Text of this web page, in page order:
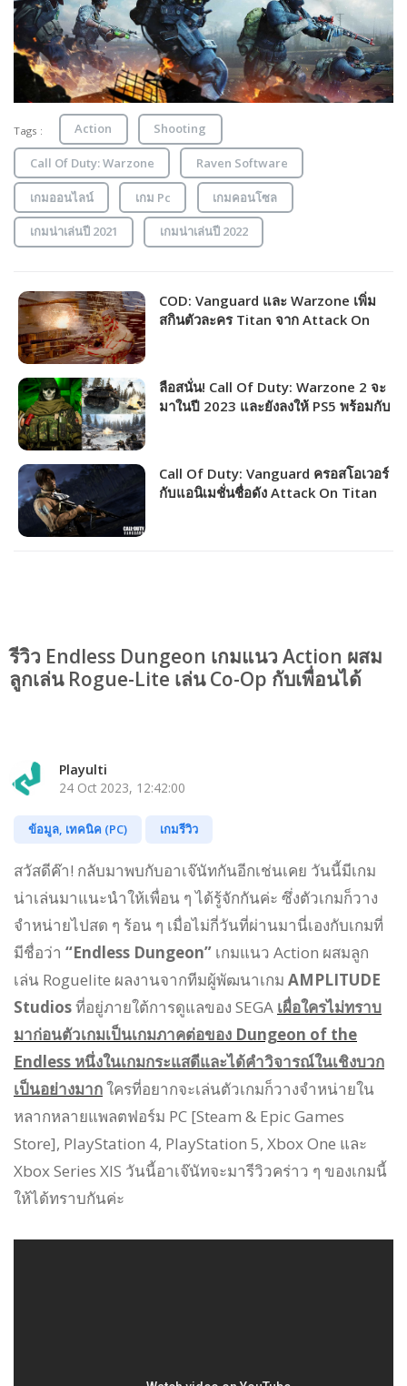
Tags : Action Shooting
Call Of Duty: Warzone Raven Software
เกมออนไลน์ เกม Pc เกมคอนโซล
เกมน่าเล่นปี 2021 เกมน่าเล่นปี 2022
COD: Vanguard และ Warzone เพิ่ม
สกินตัวละคร Titan จาก Attack On
ลือสนั่น! Call Of Duty: Warzone 2 จะ
มาในปี 2023 และยังลงให้ PS5 พร้อมกับ
Call Of Duty: Vanguard ครอสโอเวอร์
กับแอนิเมชั่นชื่อดัง Attack On Titan
รีวิว Endless Dungeon เกมแนว Action ผสม
ลูกเล่น Rogue-Lite เล่น Co-Op กับเพื่อนได้
Playulti
24 Oct 2023, 12:42:00
ข้อมูล, เทคนิค (PC) เกมรีวิว
สวัสดีค๊า! กลับมาพบกับอาเจ๊นัทกันอีกเช่นเคย วันนี้มีเกม
น่าเล่นมาแนะนำให้เพื่อน ๆ ได้รู้จักกันค่ะ ซึ่งตัวเกมก็วาง
จำหน่ายไปสด ๆ ร้อน ๆ เมื่อไม่กี่วันที่ผ่านมานี่เองกับเกมที่
มีชื่อว่า “Endless Dungeon” เกมแนว Action ผสมลูก
เล่น Roguelite ผลงานจากทีมผู้พัฒนาเกม AMPLITUDE
Studiosที่อยู่ภายใต้การดูแลของ SEGA เผื่อใครไม่ทราบ
มาก่อนตัวเกมเป็นเกมภาคต่อของ Dungeon of the
Endless หนึ่งในเกมกระแสดีและได้คำวิจารณ์ในเชิงบวก
เป็นอย่างมากใครที่อยากจะเล่นตัวเกมก็วางจำหน่ายใน
หลากหลายแพลตฟอร์ม PC [Steam & Epic Games
Store], PlayStation 4, PlayStation 5, Xbox One และ
Xbox Series XIS วันนี้อาเจ๊นัทจะมารีวิวคร่าว ๆ ของเกมนี้
ให้ได้ทราบกันค่ะ